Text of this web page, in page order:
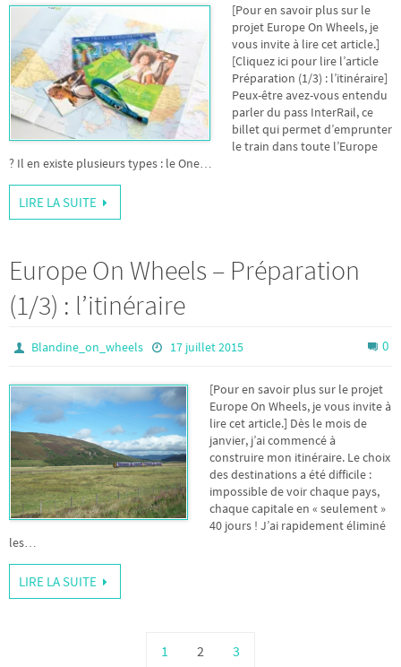
[Pour en savoir plus sur le
projet Europe On Wheels, je
vous invite à lire cet article.]
[Cliquez ici pour lire l’article
Préparation (1/3) : l’itinéraire]
Peux-être avez-vous entendu
parler du pass InterRail, ce
billet qui permet d’emprunter
le train dans toute l’Europe
? Il en existe plusieurs types : le One…
LIRE LA SUITE
Europe On Wheels – Préparation
(1/3) : l’itinéraire
Blandine_on_wheels 17 juillet 2015 0
[Pour en savoir plus sur le projet
Europe On Wheels, je vous invite à
lire cet article.] Dès le mois de
janvier, j’ai commencé à
construire mon itinéraire. Le choix
des destinations a été difficile :
impossible de voir chaque pays,
chaque capitale en « seulement »
40 jours ! J’ai rapidement éliminé
les…
LIRE LA SUITE
1 2 3